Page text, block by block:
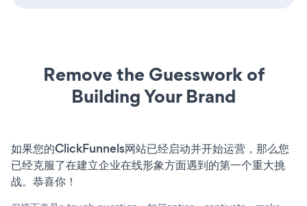
Remove the Guesswork of
Building Your Brand
如果您的ClickFunnels网站已经启动并开始运营，那么您
已经克服了在建立企业在线形象方面遇到的第一个重大挑
战。恭喜你！